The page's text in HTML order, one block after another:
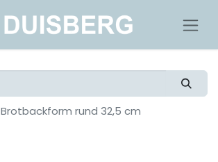
Brotbackform rund 32,5 cm